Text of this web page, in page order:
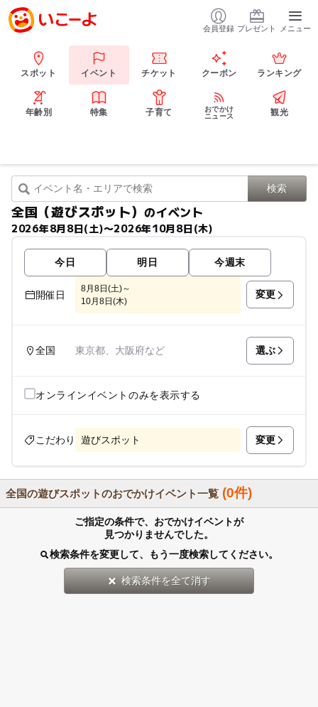
会員登録 プレゼント メニュー
スポット イベント チケット クーポン ランキング
年齢別 特集 子育て
おでかけ
ニュース
観光
全国（遊びスポット）のイベント
2026年8月8日(土)〜2026年10月8日(木)
今日 明日 今週末
開催日
8月8日(土)～
10月8日(木)
変更
全国 東京都、大阪府など 選ぶ
オンラインイベントのみを表示する
こだわり 遊びスポット 変更
全国の遊びスポットのおでかけイベント一覧 (0件)
ご指定の条件で、おでかけイベントが
見つかりませんでした。
検索条件を変更して、もう一度検索してください。
検索条件を全て消す